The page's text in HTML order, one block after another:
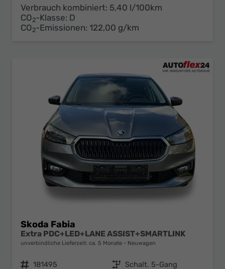
Verbrauch kombiniert: 5,40 l/100km
CO2-Klasse: D
CO2-Emissionen: 122,00 g/km
Skoda Fabia
Extra PDC+LED+LANE ASSIST+SMARTLINK
unverbindliche Lieferzeit: ca. 5 Monate Neuwagen
Fahrzeugnr. 181495 Getriebe Schalt. 5-Gang